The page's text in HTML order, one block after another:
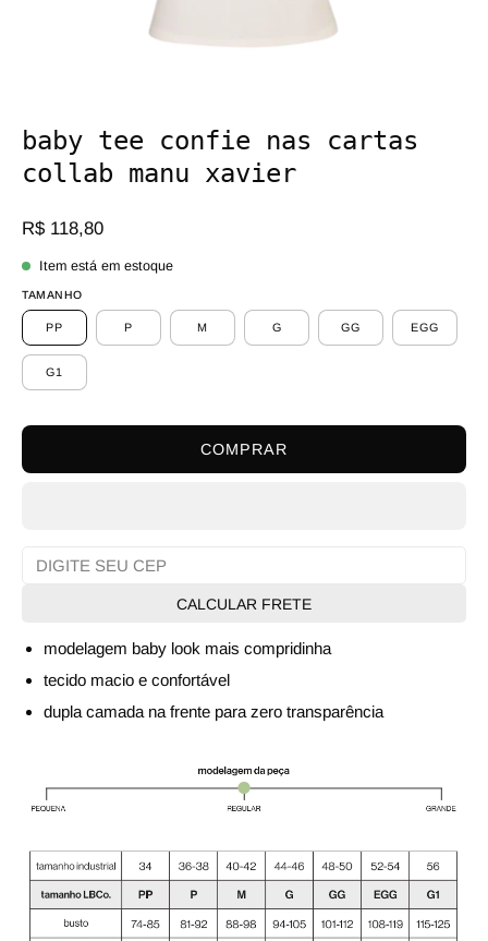
baby tee confie nas cartas
collab manu xavier
R$ 118,80
Item está em estoque
TAMANHO
PP P M G GG EGG
G1
COMPRAR
CALCULAR FRETE
modelagem baby look mais compridinha
tecido macio e confortável
dupla camada na frente para zero transparência